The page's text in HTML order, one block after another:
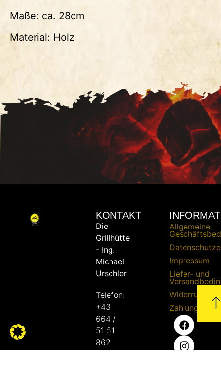
Maße: ca. 28cm
Material: Holz
KONTAKT
Die
Grillhütte
- Ing.
Michael
Urschler
Telefon:
+43
664 /
51 51
862
Allgemeine
Impressum
Liefer- und